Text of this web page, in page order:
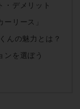
・デメリット
リース」
んの魅力とは？
ンを選ぼう